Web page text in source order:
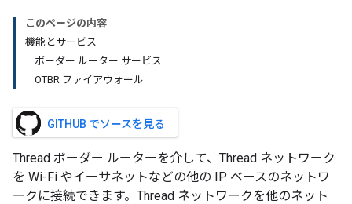
このページの内容
機能とサービス
ボーダー ルーター サービス
OTBR ファイアウォール
GITHUB でソースを見る
Thread ボーダー ルーターを介して、Thread ネットワーク
を Wi-Fi やイーサネットなどの他の IP ベースのネットワ
ークに接続できます。Thread ネットワークを他のネット